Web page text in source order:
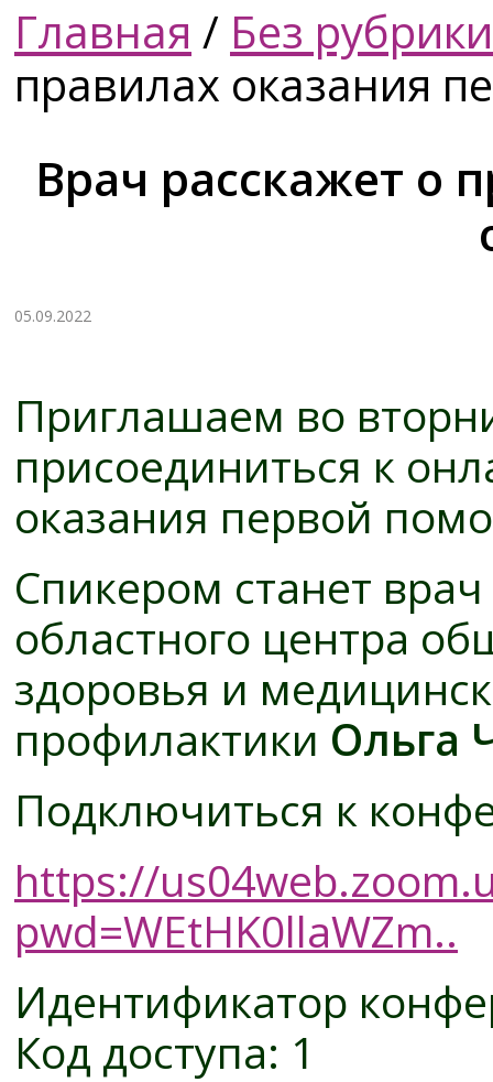
Главная / Без рубрики
правилах оказания
Врач расскажет о
05.09.2022
Приглашаем во
присоединиться к
оказания первой
Спикером станет
областного центра
здоровья и
профилактики Ольга
Подключиться к
https://
pwd=WEtHK0llaWZm..
Идентификатор
Код доступа: 1